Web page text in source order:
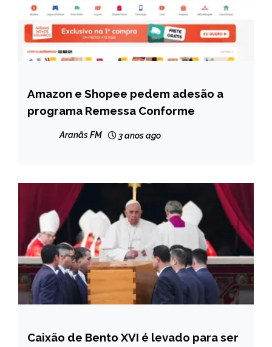
BRASIL
CAPELINHA
Amazon e Shopee pedem adesão a
programa Remessa Conforme
Aranãs FM 3 anos ago
INTERNACIONAL
Caixão de Bento XVI é levado para ser